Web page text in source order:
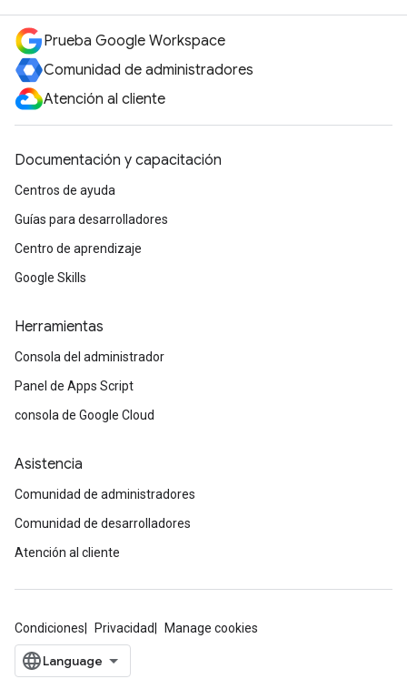
Prueba Google Workspace
Comunidad de administradores
Atención al cliente
Documentación y capacitación
Centros de ayuda
Guías para desarrolladores
Centro de aprendizaje
Google Skills
Herramientas
Consola del administrador
Panel de Apps Script
consola de Google Cloud
Asistencia
Comunidad de administradores
Comunidad de desarrolladores
Atención al cliente
Condiciones Privacidad Manage cookies